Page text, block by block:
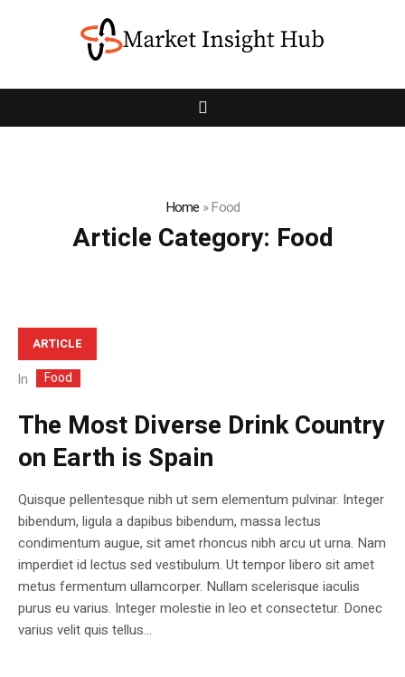
Home »Food
Article Category: Food
ARTICLE
In Food
The Most Diverse Drink Country
on Earth is Spain
Quisque pellentesque nibh ut sem elementum pulvinar. Integer
bibendum, ligula a dapibus bibendum, massa lectus
condimentum augue, sit amet rhoncus nibh arcu ut urna. Nam
imperdiet id lectus sed vestibulum. Ut tempor libero sit amet
metus fermentum ullamcorper. Nullam scelerisque iaculis
purus eu varius. Integer molestie in leo et consectetur. Donec
varius velit quis tellus...